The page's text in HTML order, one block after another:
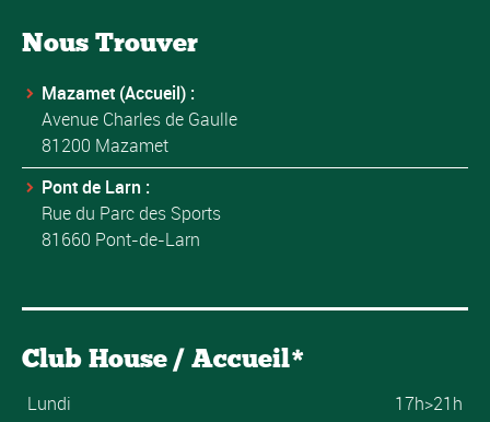
Nous Trouver
Mazamet (Accueil) :
Avenue Charles de Gaulle
81200 Mazamet
Pont de Larn :
Rue du Parc des Sports
81660 Pont-de-Larn
Club House / Accueil*
Lundi
17h>21h